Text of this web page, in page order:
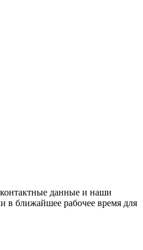
данные и наши
в ближайшее рабочее время для